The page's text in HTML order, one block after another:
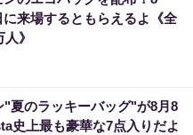
に来場するともらえるよ《全
》
夏のラッキーバッグ"が8月8
史上最も豪華な7点入りだよ